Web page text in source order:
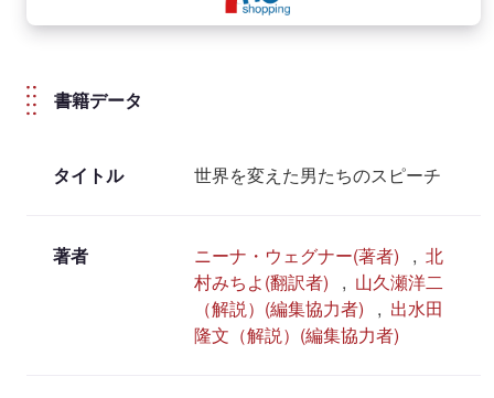
書籍データ
タイトル 世界を変えた男たちのスピーチ
著者 ニーナ・ウェグナー(著者) , 北
村みちよ(翻訳者) , 山久瀬洋二
（解説）(編集協力者) , 出水田
隆文（解説）(編集協力者)